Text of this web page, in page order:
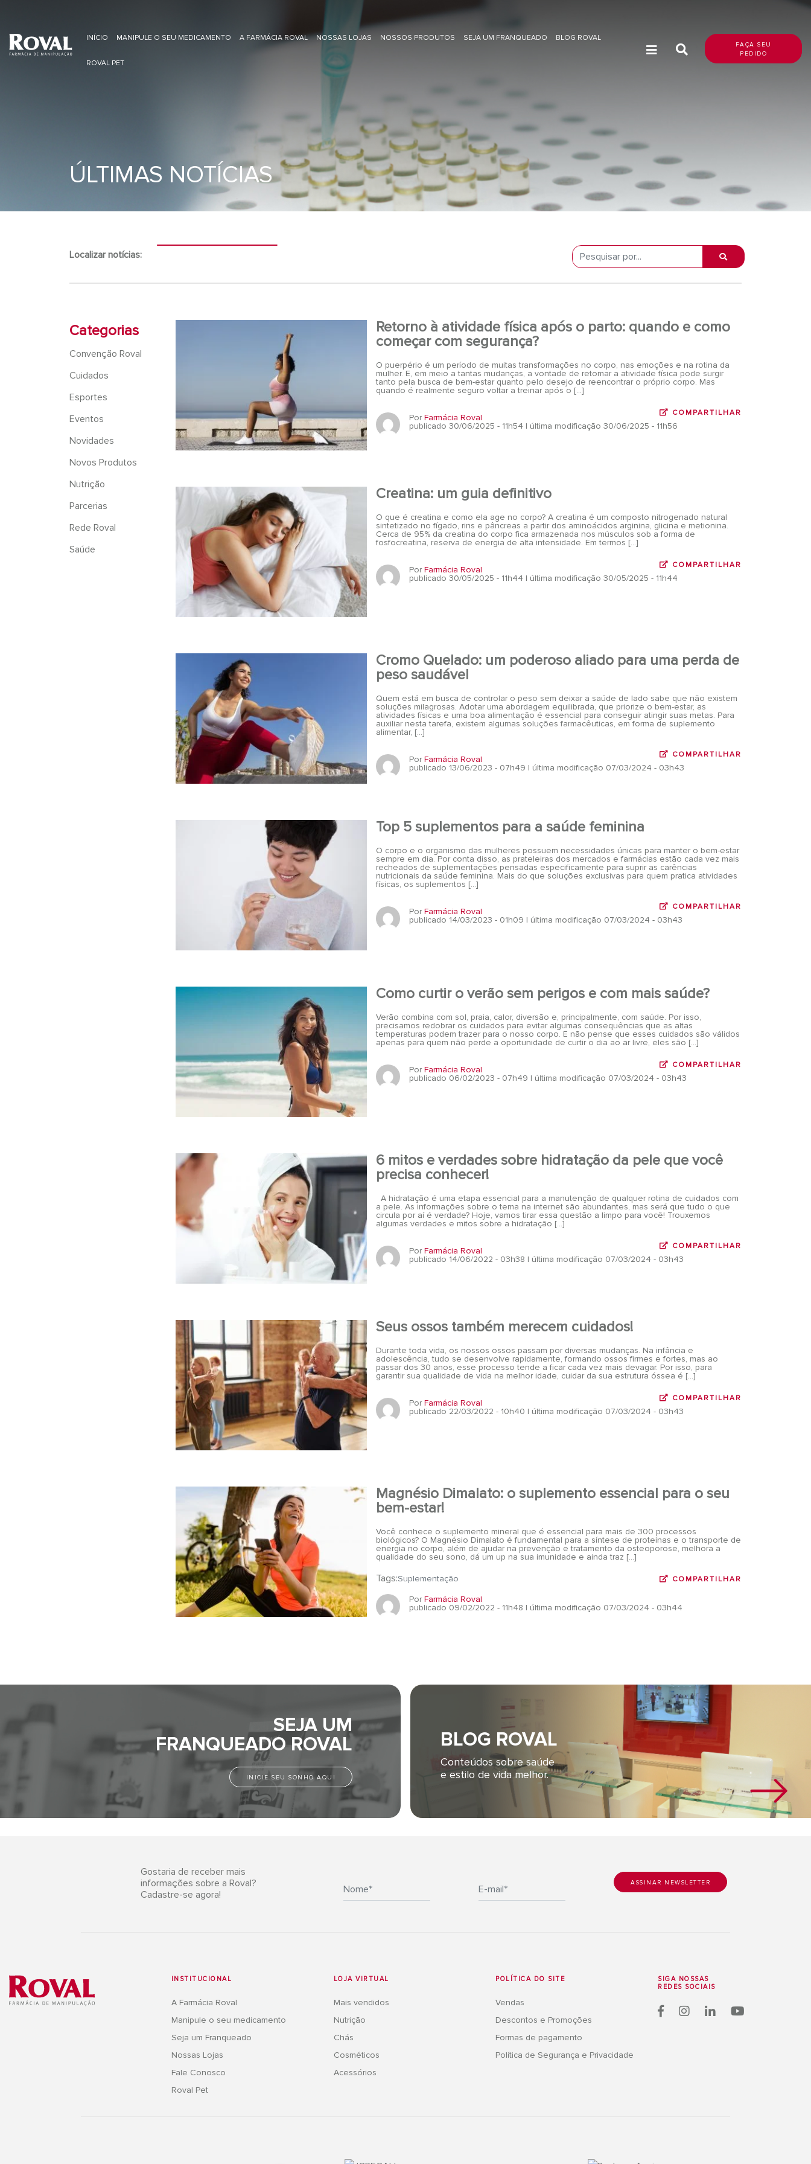
INÍCIO MANIPULE O SEU MEDICAMENTO A FARMÁCIA ROVAL NOSSAS LOJAS NOSSOS PRODUTOS SEJA UM FRANQUEADO BLOG ROVAL
ROVAL PET
FAÇA SEU
PEDIDO
ÚLTIMAS NOTÍCIAS
Localizar notícias:
Categorias
Convenção Roval
Cuidados
Esportes
Eventos
Novidades
Novos Produtos
Nutrição
Parcerias
Rede Roval
Saúde
Retorno à atividade física após o parto: quando e como
começar com segurança?
O puerpério é um período de muitas transformações no corpo, nas emoções e na rotina da
mulher. E, em meio a tantas mudanças, a vontade de retomar a atividade física pode surgir
tanto pela busca de bem-estar quanto pelo desejo de reencontrar o próprio corpo. Mas
quando é realmente seguro voltar a treinar após o […]
COMPARTILHAR
PorFarmácia Roval
publicado 30/06/2025 - 11h54 | última modificação 30/06/2025 - 11h56
Creatina: um guia definitivo
O que é creatina e como ela age no corpo? A creatina é um composto nitrogenado natural
sintetizado no fígado, rins e pâncreas a partir dos aminoácidos arginina, glicina e metionina.
Cerca de 95% da creatina do corpo fica armazenada nos músculos sob a forma de
fosfocreatina, reserva de energia de alta intensidade. Em termos […]
COMPARTILHAR
PorFarmácia Roval
publicado 30/05/2025 - 11h44 | última modificação 30/05/2025 - 11h44
Cromo Quelado: um poderoso aliado para uma perda de
peso saudável
Quem está em busca de controlar o peso sem deixar a saúde de lado sabe que não existem
soluções milagrosas. Adotar uma abordagem equilibrada, que priorize o bem-estar, as
atividades físicas e uma boa alimentação é essencial para conseguir atingir suas metas. Para
auxiliar nesta tarefa, existem algumas soluções farmacêuticas, em forma de suplemento
alimentar, […]
COMPARTILHAR
PorFarmácia Roval
publicado 13/06/2023 - 07h49 | última modificação 07/03/2024 - 03h43
Top 5 suplementos para a saúde feminina
O corpo e o organismo das mulheres possuem necessidades únicas para manter o bem-estar
sempre em dia. Por conta disso, as prateleiras dos mercados e farmácias estão cada vez mais
recheados de suplementações pensadas especificamente para suprir as carências
nutricionais da saúde feminina. Mais do que soluções exclusivas para quem pratica atividades
físicas, os suplementos […]
COMPARTILHAR
PorFarmácia Roval
publicado 14/03/2023 - 01h09 | última modificação 07/03/2024 - 03h43
Como curtir o verão sem perigos e com mais saúde?
Verão combina com sol, praia, calor, diversão e, principalmente, com saúde. Por isso,
precisamos redobrar os cuidados para evitar algumas consequências que as altas
temperaturas podem trazer para o nosso corpo. E não pense que esses cuidados são válidos
apenas para quem não perde a oportunidade de curtir o dia ao ar livre, eles são […]
COMPARTILHAR
PorFarmácia Roval
publicado 06/02/2023 - 07h49 | última modificação 07/03/2024 - 03h43
6 mitos e verdades sobre hidratação da pele que você
precisa conhecer!
A hidratação é uma etapa essencial para a manutenção de qualquer rotina de cuidados com
a pele. As informações sobre o tema na internet são abundantes, mas será que tudo o que
circula por aí é verdade? Hoje, vamos tirar essa questão a limpo para você! Trouxemos
algumas verdades e mitos sobre a hidratação […]
COMPARTILHAR
PorFarmácia Roval
publicado 14/06/2022 - 03h38 | última modificação 07/03/2024 - 03h43
Seus ossos também merecem cuidados!
Durante toda vida, os nossos ossos passam por diversas mudanças. Na infância e
adolescência, tudo se desenvolve rapidamente, formando ossos firmes e fortes, mas ao
passar dos 30 anos, esse processo tende a ficar cada vez mais devagar. Por isso, para
garantir sua qualidade de vida na melhor idade, cuidar da sua estrutura óssea é […]
COMPARTILHAR
PorFarmácia Roval
publicado 22/03/2022 - 10h40 | última modificação 07/03/2024 - 03h43
Magnésio Dimalato: o suplemento essencial para o seu
bem-estar!
Você conhece o suplemento mineral que é essencial para mais de 300 processos
biológicos? O Magnésio Dimalato é fundamental para a síntese de proteínas e o transporte de
energia no corpo, além de ajudar na prevenção e tratamento da osteoporose, melhora a
qualidade do seu sono, dá um up na sua imunidade e ainda traz […]
COMPARTILHAR
Tags:Suplementação
PorFarmácia Roval
publicado 09/02/2022 - 11h48 | última modificação 07/03/2024 - 03h44
SEJA UM
FRANQUEADO ROVAL
INICIE SEU SONHO AQUI
BLOG ROVAL
Conteúdos sobre saúde
e estilo de vida melhor.
Gostaria de receber mais
informações sobre a Roval?
Cadastre-se agora!
INSTITUCIONAL
A Farmácia Roval
Manipule o seu medicamento
Seja um Franqueado
Nossas Lojas
Fale Conosco
Roval Pet
LOJA VIRTUAL
Mais vendidos
Nutrição
Chás
Cosméticos
Acessórios
POLÍTICA DO SITE
Vendas
Descontos e Promoções
Formas de pagamento
Política de Segurança e Privacidade
SIGA NOSSAS
REDES SOCIAIS